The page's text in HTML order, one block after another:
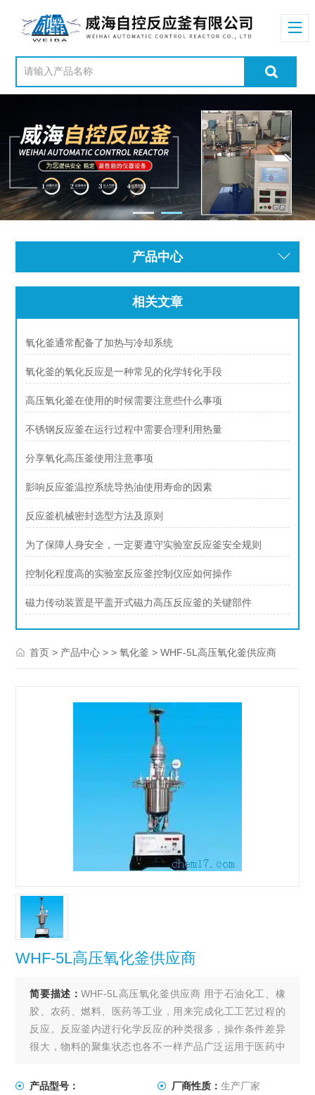
产品中心
相关文章
氧化釜通常配备了加热与冷却系统
氧化釜的氧化反应是一种常见的化学转化手段
高压氧化釜在使用的时候需要注意些什么事项
不锈钢反应釜在运行过程中需要合理利用热量
分享氧化高压釜使用注意事项
影响反应釜温控系统导热油使用寿命的因素
反应釜机械密封选型方法及原则
为了保障人身安全，一定要遵守实验室反应釜安全规则
控制化程度高的实验室反应釜控制仪应如何操作
磁力传动装置是平盖开式磁力高压反应釜的关键部件
首页 > 产品中心 > >氧化釜 > WHF-5L高压氧化釜供应商
WHF-5L高压氧化釜供应商
简要描述：WHF-5L高压氧化釜供应商 用于石油化工、橡
胶、农药、燃料、医药等工业，用来完成化工工艺过程的
反应。反应釜内进行化学反应的种类很多，操作条件差异
很大，物料的聚集状态也各不一样产品广泛运用于医药中
涂料，清洁剂和表面活性剂，聚合体，有机化学，石油化
产品型号： 厂商性质： 生产厂家